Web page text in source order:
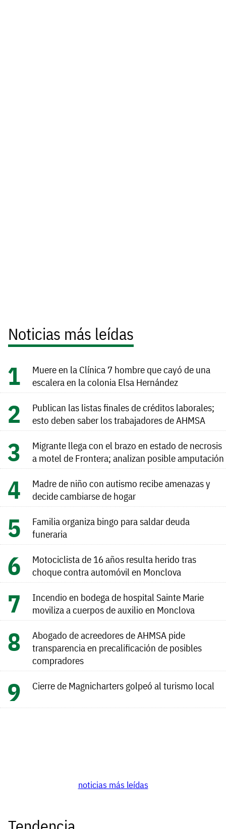
Noticias más leídas
Muere en la Clínica 7 hombre que cayó de una
escalera en la colonia Elsa Hernández
Publican las listas finales de créditos laborales;
esto deben saber los trabajadores de AHMSA
Migrante llega con el brazo en estado de necrosis
a motel de Frontera; analizan posible amputación
Madre de niño con autismo recibe amenazas y
decide cambiarse de hogar
Familia organiza bingo para saldar deuda
funeraria
Motociclista de 16 años resulta herido tras
choque contra automóvil en Monclova
Incendio en bodega de hospital Sainte Marie
moviliza a cuerpos de auxilio en Monclova
Abogado de acreedores de AHMSA pide
transparencia en precalificación de posibles
compradores
Cierre de Magnicharters golpeó al turismo local
noticias más leídas